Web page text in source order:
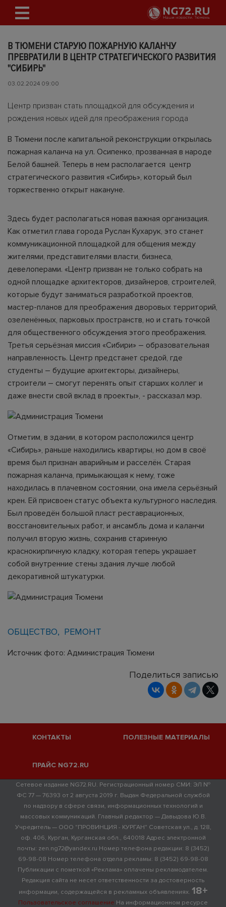
В ТЮМЕНИ СТАРУЮ ПОЖАРНУЮ КАЛАНЧУ
ПРЕВРАТИЛИ В ЦЕНТР СТРАТЕГИЧЕСКОГО РАЗВИТИЯ
"СИБИРЬ"
03.02.2024 09:00
Центр призван стать площадкой для обсуждения и
рождения новых идей для преображения города
В Тюмени после капитальной реконструкции открылась
пожарная каланча на ул. Осипенко, прозванная в народе
Белой башней. Теперь в нем располагается центр
стратегического развития «Сибирь», который был
торжественно открыт накануне.
Здесь будет располагаться новая важная организация.
Как отметил глава города Руслан Кухарук, это станет
коммуникационной площадкой для общения между
жителями, представителями власти, бизнеса,
девелоперами. «Центр призван не только собрать на
одной площадке архитекторов, дизайнеров, строителей,
которые будут заниматься разработкой проектов,
мастер-планов для преображения дворовых территорий,
озеленённых, парковых пространств, но и стать точкой
для общественного обсуждения этого преображения.
Третья серьёзная миссия «Сибири» – образовательная
направленность. Центр предстанет средой, где
студенты – будущие архитекторы, дизайнеры,
строители – смогут перенять опыт старших коллег и
даже внести свой вклад в проекты», - рассказал мэр.
Отметим, в здании, в котором расположился центр
«Сибирь», раньше находились квартиры, но дом в своё
время был признан аварийным и расселён. Старая
пожарная каланча, примыкающая к нему, тоже
находилась в плачевном состоянии, она имела серьёзный
крен. Ей присвоен статус объекта культурного наследия.
Был проведён большой пласт реставрационных,
восстановительных работ, и ансамбль дома и каланчи
получил вторую жизнь, сохранив старинную
краснокирпичную кладку, которая теперь украшает
собой внутренние стены здания лучше любой
декоративной штукатурки.
ОБЩЕСТВО РЕМОНТ
Источник фото: Администрация Тюмени
Поделиться записью
КОНТАКТЫ ПОЛЕЗНЫЕ МАТЕРИАЛЫ
ПРАЙС NG72.RU
Сетевое издание NG72.RU. Регистрационный номер СМИ: ЭЛ №
ФС 77 — 76393 от 2 августа 2019 г. Выдан Федеральной службой
по надзору в сфере связи, информационных технологий и
массовых коммуникаций. Главный редактор — Давыдова Ю.В.
Учредитель — ООО "ПРОВИНЦИЯ - КУРГАН" Советская ул., д. 128,
оф. 406, Курган, Курганская обл., 640018 Адрес электронной
почты: zen.ng72@yandex.ru Номер телефона редакции: 8 (3452)
69-98-08 Номер телефона отдела рекламы: 8 (3452) 69-98-08
Публикации с пометкой «Реклама» оплачены рекламодателем.
Редакция сайта не несет ответственности за достоверность
информации, содержащейся в рекламных объявлениях. 18+
Пользовательское соглашение На информационном ресурсе